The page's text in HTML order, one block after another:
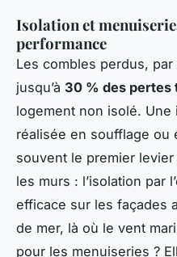
Isolation et
performance
Les combles perdus,
jusqu’à 30 % des pertes
logement non isolé.
réalisée en soufflage ou
souvent le premier
les murs : l’isolation par
efficace sur les façades
de mer, là où le vent
pour les menuiseries ?